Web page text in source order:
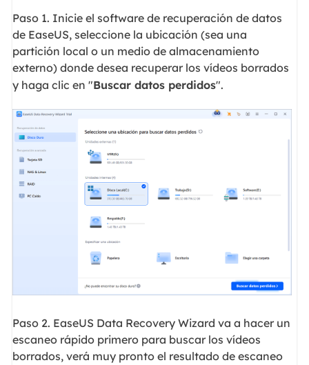
Paso 1. Inicie el software de recuperación de datos
de EaseUS, seleccione la ubicación (sea una
partición local o un medio de almacenamiento
externo) donde desea recuperar los vídeos borrados
y haga clic en "Buscar datos perdidos".
Paso 2. EaseUS Data Recovery Wizard va a hacer un
escaneo rápido primero para buscar los vídeos
borrados, verá muy pronto el resultado de escaneo